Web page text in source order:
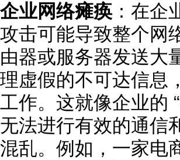
企业网络瘫痪：在企
攻击可能导致整个网
由器或服务器发送大
理虚假的不可达信息
工作。这就像企业的
无法进行有效的通信
混乱。例如，一家电